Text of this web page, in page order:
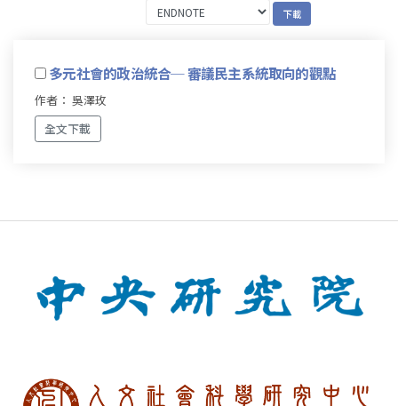
多元社會的政治統合─ 審議民主系統取向的觀點
作者： 吳澤玫
全文下載